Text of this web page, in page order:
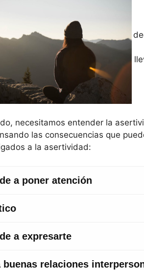
necesitamos entender la
las consecuencias que
a la asertividad: